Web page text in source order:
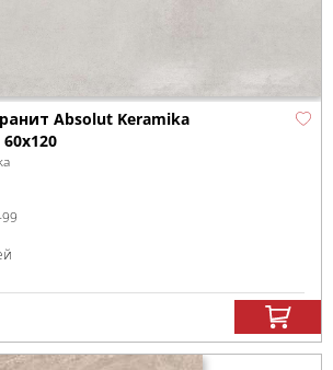
Absolut Keramika